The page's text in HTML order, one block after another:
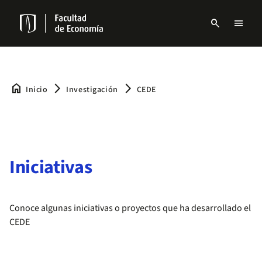
contenido
principal
Navbar
search menu
home Inicio arrow_forward_ios Investigación arrow_forward_ios CEDE
Iniciativas
Conoce algunas iniciativas o proyectos que ha desarrollado el
CEDE